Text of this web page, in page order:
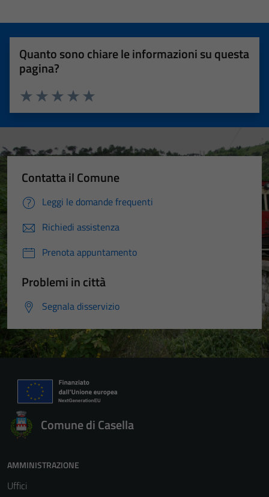
Quanto sono chiare le informazioni su questa
pagina?
Valuta 5 stelle su 5
Valuta 4 stelle su 5
Valuta 3 stelle su 5
Valuta 2 stelle su 5
Valuta 1 stelle su 5
Contatta il Comune
Leggi le domande frequenti
Richiedi assistenza
Prenota appuntamento
Problemi in città
Segnala disservizio
Comune di Casella
AMMINISTRAZIONE
Uffici